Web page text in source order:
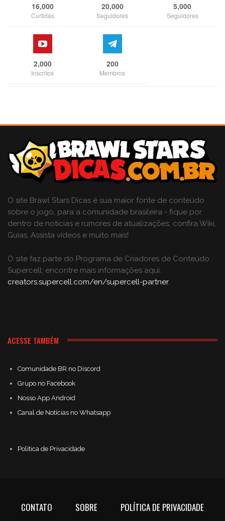
16,000
Curtidas
20,000
Seguidores
5,000
Seguidores
2,000
Inscritos
200
Membros
O site Brawl Stars Dicas é sua maior fonte de conteúdo
sobre o jogo, para a comunidade brasileira - fique por
dentro de notícias e rumores de atualizações, confira Wiki,
Guias, Assista vídeos e muito mais!
O site faz parte do Programa de Criadores de Conteúdo
Supercell; encontre mais informações aqui:
creators.supercell.com/en/supercell-partner.
ACESSE TAMBÉM
Comunidade BR no Discord
Grupo no Facebook
Nosso App Android
Canal de Notícias no Whatsapp
Política de Privacidade
CONTATO SOBRE POLÍTICA DE PRIVACIDADE